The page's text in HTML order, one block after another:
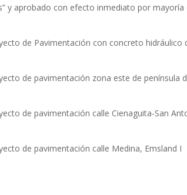
y aprobado con efecto inmediato por mayoría
de Pavimentación con concreto hidráulico
de pavimentación zona este de península
de pavimentación calle Cienaguita-San
de pavimentación calle Medina, Emsland I